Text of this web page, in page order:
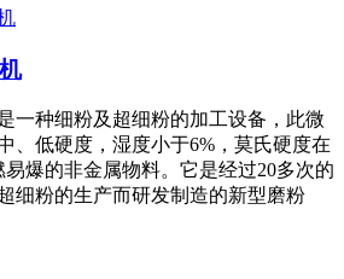
一种细粉及超细粉的加工设备，此微
、低硬度，湿度小于6%，莫氏硬度在
爆的非金属物料。它是经过20多次的
细粉的生产而研发制造的新型磨粉